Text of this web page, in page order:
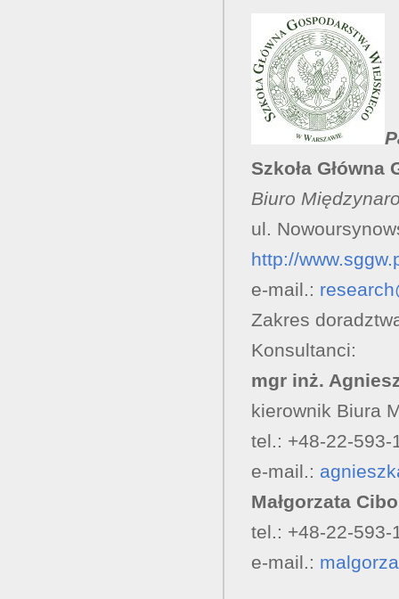
Szkoła
Biuro
ul.
http://
e-mail.:
Zakres
Konsultanci:
mgr inż.
kierownik Biura
tel.: +48-22-593-
e-mail.:
Małgorzata
tel.: +48-22-593-
e-mail.: